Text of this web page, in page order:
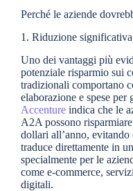
Perché le aziende
1. Riduzione
Uno dei vantaggi più
potenziale risparmio sui
tradizionali comportano
elaborazione e spese
Accenture indica che le
A2A possono
dollari all’anno,
traduce direttamente in
specialmente per le
come e-commerce,
digitali.